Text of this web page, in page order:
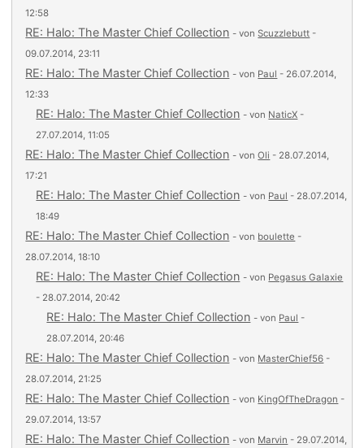
12:58
RE: Halo: The Master Chief Collection - vonScuzzlebutt -
09.07.2014, 23:11
RE: Halo: The Master Chief Collection - von Paul - 26.07.2014,
12:33
RE: Halo: The Master Chief Collection - von NaticX -
27.07.2014, 11:05
RE: Halo: The Master Chief Collection - vonOli - 28.07.2014,
17:21
RE: Halo: The Master Chief Collection - von Paul - 28.07.2014,
18:49
RE: Halo: The Master Chief Collection - von boulette -
28.07.2014, 18:10
RE: Halo: The Master Chief Collection - von Pegasus Galaxie
- 28.07.2014, 20:42
RE: Halo: The Master Chief Collection - von Paul -
28.07.2014, 20:46
RE: Halo: The Master Chief Collection - von MasterChief56 -
28.07.2014, 21:25
RE: Halo: The Master Chief Collection - von KingOfTheDragon -
29.07.2014, 13:57
RE: Halo: The Master Chief Collection - von Marvin - 29.07.2014,